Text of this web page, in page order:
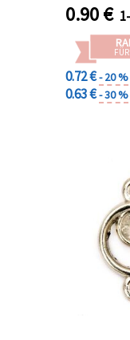
0.90€
0.72 €- 20 %
0.63 €- 30 %